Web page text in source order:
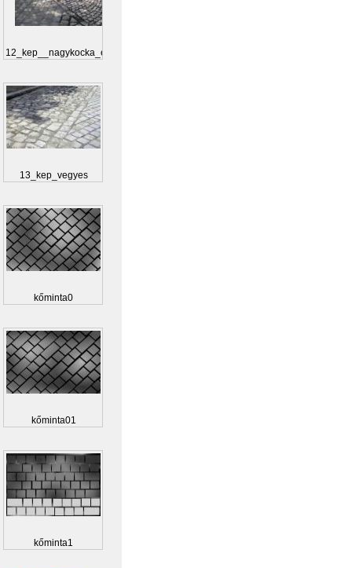
12_kep__nagykocka_es...
13_kep_vegyes
kőminta0
kőminta01
kőminta1